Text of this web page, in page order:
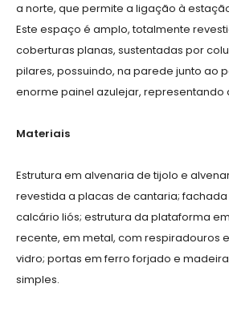
a norte, que permite a ligação à
Este espaço é amplo, totalmente
coberturas planas, sustentadas por
pilares, possuindo, na parede junto ao
enorme painel azulejar, representando
Materiais
Estrutura em alvenaria de tijolo e
revestida a placas de cantaria;
calcário liós; estrutura da plataforma
recente, em metal, com respiradouros
vidro; portas em ferro forjado e
simples.